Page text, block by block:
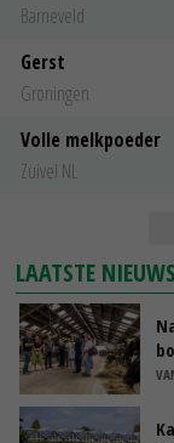
Barneveld
Gerst
Groningen
Volle melkpoeder
Zuivel NL
LAATSTE NIEUWS